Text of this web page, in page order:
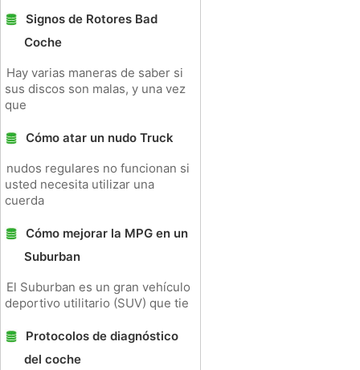
Signos de Rotores Bad
Coche
Hay varias maneras de saber si
sus discos son malas, y una vez
que
Cómo atar un nudo Truck
nudos regulares no funcionan si
usted necesita utilizar una
cuerda
Cómo mejorar la MPG en un
Suburban
El Suburban es un gran vehículo
deportivo utilitario (SUV) que tie
Protocolos de diagnóstico
del coche